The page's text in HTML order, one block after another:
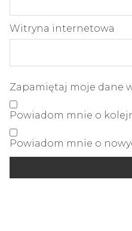
Witryna internetowa
Zapamiętaj moje dane
Powiadom mnie o
Powiadom mnie o